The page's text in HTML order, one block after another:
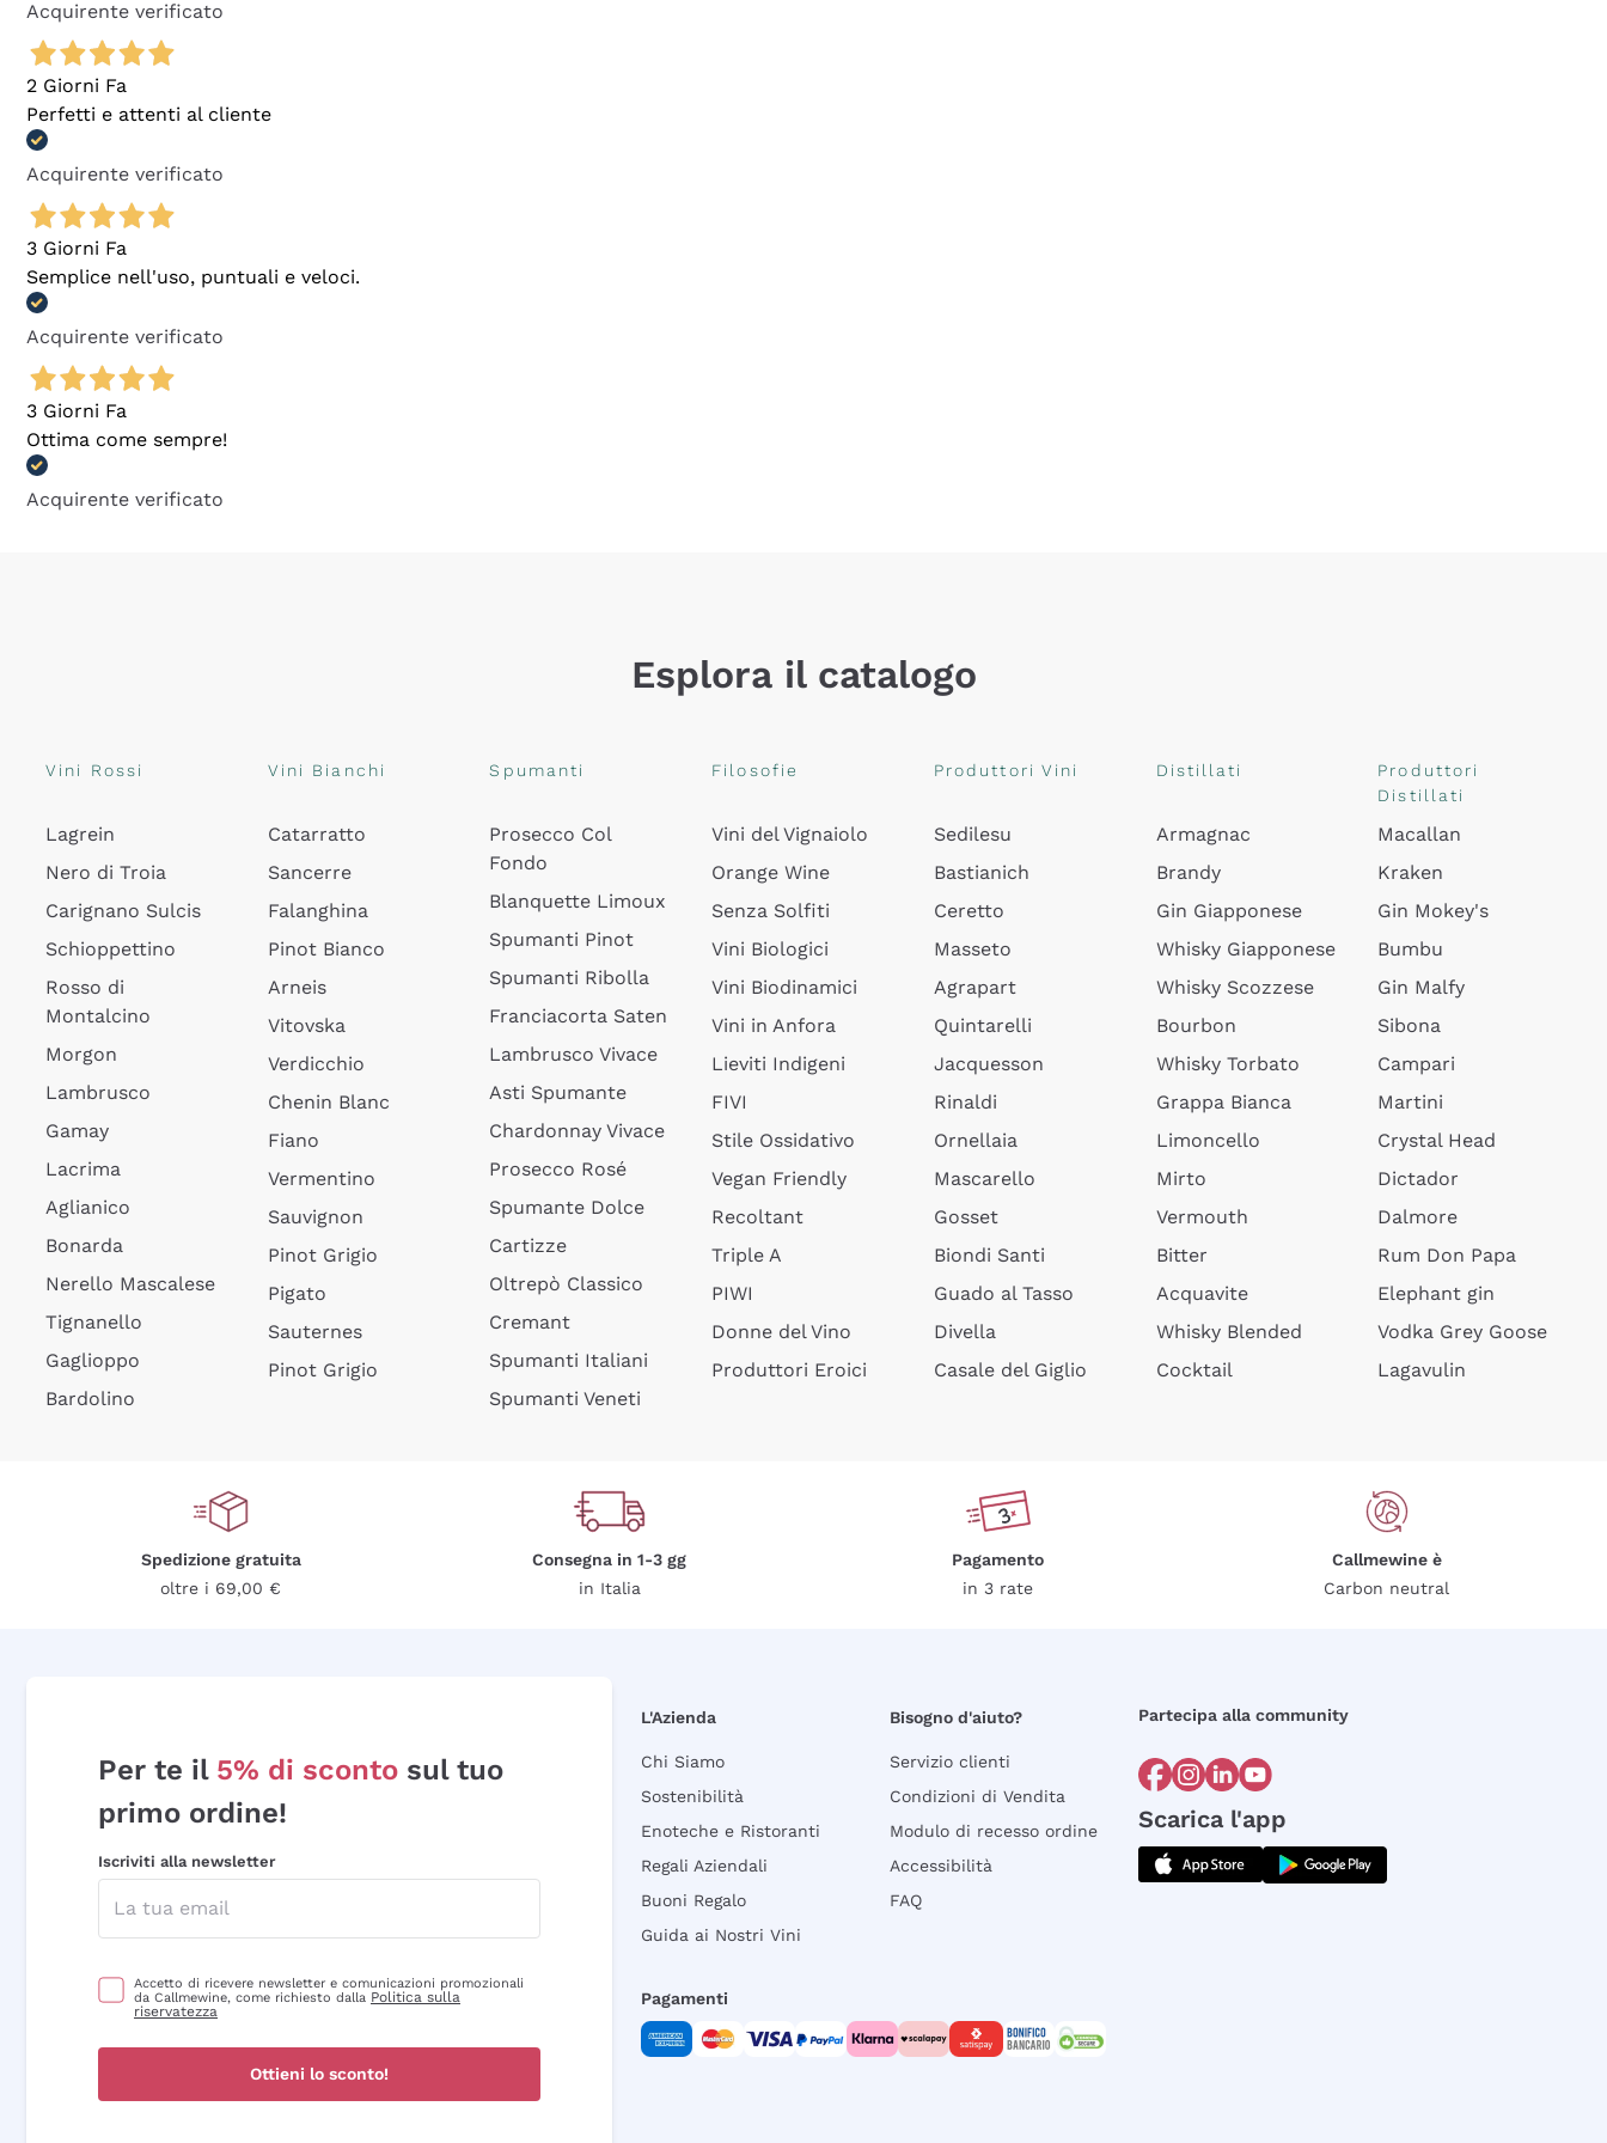
Acquirente verificato
2 Giorni Fa
Perfetti e attenti al cliente
Acquirente verificato
3 Giorni Fa
Semplice nell'uso, puntuali e veloci.
Acquirente verificato
3 Giorni Fa
Ottima come sempre!
Acquirente verificato
Esplora il catalogo
Vini Rossi
Lagrein
Nero di Troia
Carignano Sulcis
Schioppettino
Rosso di
Montalcino
Morgon
Lambrusco
Gamay
Lacrima
Aglianico
Bonarda
Nerello Mascalese
Tignanello
Gaglioppo
Bardolino
Vini Bianchi
Catarratto
Sancerre
Falanghina
Pinot Bianco
Arneis
Vitovska
Verdicchio
Chenin Blanc
Fiano
Vermentino
Sauvignon
Pinot Grigio
Pigato
Sauternes
Pinot Grigio
Spumanti
Prosecco Col
Fondo
Blanquette Limoux
Spumanti Pinot
Spumanti Ribolla
Franciacorta Saten
Lambrusco Vivace
Asti Spumante
Chardonnay Vivace
Prosecco Rosé
Spumante Dolce
Cartizze
Oltrepò Classico
Cremant
Spumanti Italiani
Spumanti Veneti
Filosofie
Vini del Vignaiolo
Orange Wine
Senza Solfiti
Vini Biologici
Vini Biodinamici
Vini in Anfora
Lieviti Indigeni
FIVI
Stile Ossidativo
Vegan Friendly
Recoltant
Triple A
PIWI
Donne del Vino
Produttori Eroici
Produttori Vini
Sedilesu
Bastianich
Ceretto
Masseto
Agrapart
Quintarelli
Jacquesson
Rinaldi
Ornellaia
Mascarello
Gosset
Biondi Santi
Guado al Tasso
Divella
Casale del Giglio
Distillati
Armagnac
Brandy
Gin Giapponese
Whisky Giapponese
Whisky Scozzese
Bourbon
Whisky Torbato
Grappa Bianca
Limoncello
Mirto
Vermouth
Bitter
Acquavite
Whisky Blended
Cocktail
Produttori
Distillati
Macallan
Kraken
Gin Mokey's
Bumbu
Gin Malfy
Sibona
Campari
Martini
Crystal Head
Dictador
Dalmore
Rum Don Papa
Elephant gin
Vodka Grey Goose
Lagavulin
Spedizione gratuita
oltre i 69,00 €
Consegna in 1-3 gg
in Italia
Pagamento
in 3 rate
Callmewine è
Carbon neutral
Per te il 5% di sconto sul tuo
primo ordine!
Iscriviti alla newsletter
Accetto di ricevere newsletter e comunicazioni promozionali
da Callmewine, come richiesto dalla Politica sulla
riservatezza
Ottieni lo sconto!
L'Azienda
Chi Siamo
Sostenibilità
Enoteche e Ristoranti
Regali Aziendali
Buoni Regalo
Guida ai Nostri Vini
Bisogno d'aiuto?
Servizio clienti
Condizioni di Vendita
Modulo di recesso ordine
Accessibilità
FAQ
Partecipa alla community
Scarica l'app
Pagamenti